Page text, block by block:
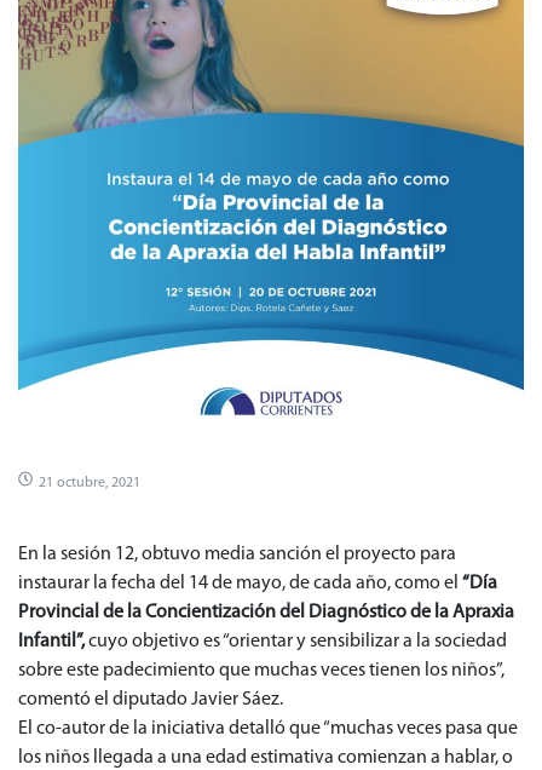
21 octubre, 2021
En la sesión 12, obtuvo media sanción el proyecto para
instaurar la fecha del 14 de mayo, de cada año, como el “Día
Provincial de la Concientización del Diagnóstico de la Apraxia
Infantil”,cuyo objetivo es “orientar y sensibilizar a la sociedad
sobre este padecimiento que muchas veces tienen los niños”,
comentó el diputado Javier Sáez.
El co-autor de la iniciativa detalló que “muchas veces pasa que
los niños llegada a una edad estimativa comienzan a hablar, o